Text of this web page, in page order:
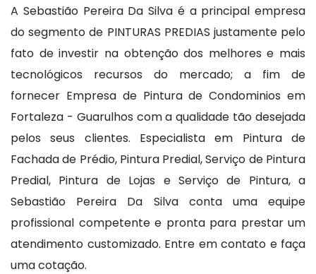
A Sebastião Pereira Da Silva é a principal empresa
do segmento de PINTURAS PREDIAS justamente pelo
fato de investir na obtenção dos melhores e mais
tecnológicos recursos do mercado; a fim de
fornecer Empresa de Pintura de Condominios em
Fortaleza - Guarulhos com a qualidade tão desejada
pelos seus clientes. Especialista em Pintura de
Fachada de Prédio, Pintura Predial, Serviço de Pintura
Predial, Pintura de Lojas e Serviço de Pintura, a
Sebastião Pereira Da Silva conta uma equipe
profissional competente e pronta para prestar um
atendimento customizado. Entre em contato e faça
uma cotação.